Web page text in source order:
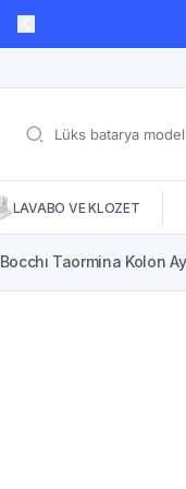
LAVABO VE KLOZET
Bocchı Taormina Kolon